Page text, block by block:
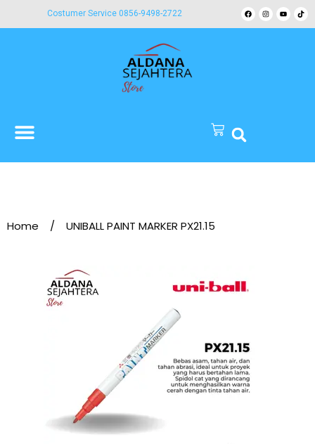
Costumer Service 0856-9498-2722
Home / UNIBALL PAINT MARKER PX21.15